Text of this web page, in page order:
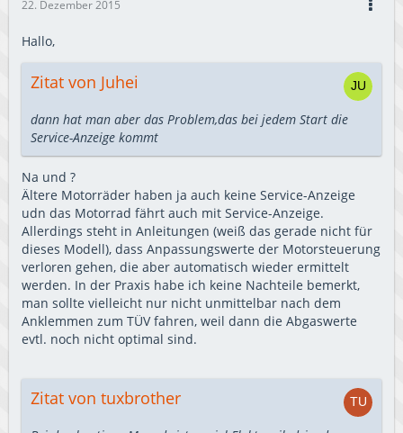
22. Dezember 2015
Hallo,
Zitat von Juhei
dann hat man aber das Problem,das bei jedem Start die
Service-Anzeige kommt
Na und ?
Ältere Motorräder haben ja auch keine Service-Anzeige
udn das Motorrad fährt auch mit Service-Anzeige.
Allerdings steht in Anleitungen (weiß das gerade nicht für
dieses Modell), dass Anpassungswerte der Motorsteuerung
verloren gehen, die aber automatisch wieder ermittelt
werden. In der Praxis habe ich keine Nachteile bemerkt,
man sollte vielleicht nur nicht unmittelbar nach dem
Anklemmen zum TÜV fahren, weil dann die Abgaswerte
evtl. noch nicht optimal sind.
Zitat von tuxbrother